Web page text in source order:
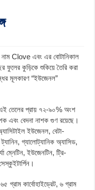
নাম Clove এবং এর বোটানিকাল
কুড়িকে শুকিয়ে তৈরি করা
মূলকারণ “ইউজেনল”
এই তেলের প্রায় ৭২-৯০% অংশ
এবং বেদনা নাশক গুণ রয়েছে।
ইউজেনল, বেটা-
গ্যালোট্যানিক অ্যাসিড,
ম্নেটিন, ইউজেনটিন, ট্রি-
গ্রাম কার্বোহাইড্রেট, ৬ গ্রাম